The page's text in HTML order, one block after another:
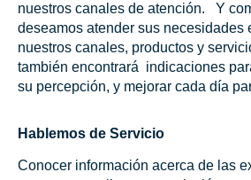
nuestros canales de atención. Y
deseamos atender sus necesidades
nuestros canales, productos y
también encontrará indicaciones
su percepción, y mejorar cada día
Hablemos de Servicio
Conocer información acerca de las